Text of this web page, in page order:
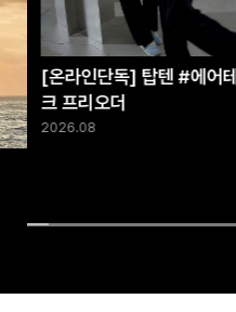
[온라인단독] 탑텐 #에어테
크 프리오더
2026.08